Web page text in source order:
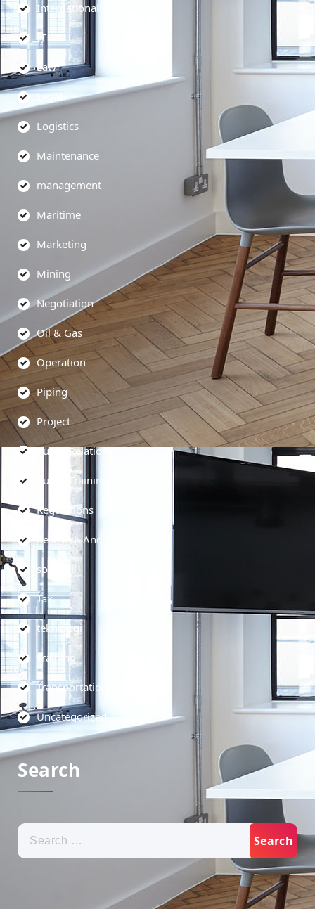
International
IT
Law
Legal
Logistics
Maintenance
management
Maritime
Marketing
Mining
Negotiation
Oil & Gas
Operation
Piping
Project
Public Relations
Public Training
Regulations
Research And Development
soft skill
Tax
teknologi
Training
Transportation
Uncategorized
Search
Search
for: